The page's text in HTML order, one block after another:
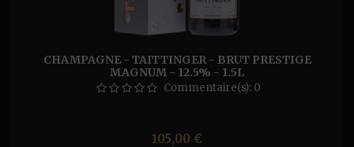
CHAMPAGNE - TAITTINGER - BRUT PRESTIGE
MAGNUM - 12.5% - 1.5L
Commentaire(s): 0
Prix
105,00 €